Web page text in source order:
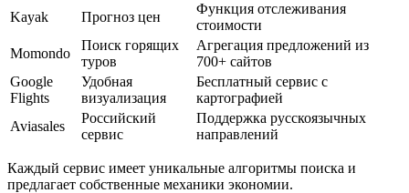
Kayak
Прогноз цен
Функция отслеживания
стоимости
Momondo
Поиск горящих
туров
Агрегация предложений из
700+ сайтов
Google
Flights
Удобная
визуализация
Бесплатный сервис с
картографией
Aviasales
Российский
сервис
Поддержка русскоязычных
направлений
Каждый сервис имеет уникальные алгоритмы поиска и
предлагает собственные механики экономии.